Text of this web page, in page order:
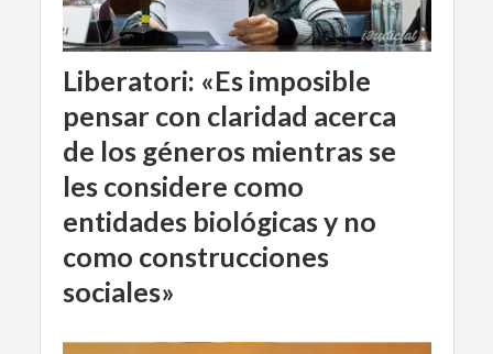
Liberatori: «Es imposible
pensar con claridad acerca
de los géneros mientras se
les considere como
entidades biológicas y no
como construcciones
sociales»